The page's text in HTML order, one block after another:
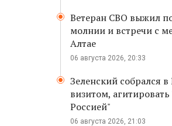
Ветеран СВО выжил
молнии и встречи с
Алтае
06 августа 2026, 20:33
Зеленский собрался в
визитом, агитировать
Россией"
06 августа 2026, 21:03